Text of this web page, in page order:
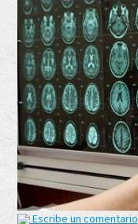
Escribe un comentario